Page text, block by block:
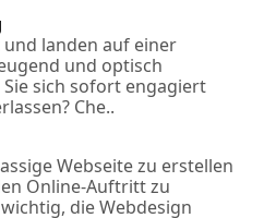
landen auf einer
und optisch
sich sofort engagiert
Che..
Webseite zu erstellen
Online-Auftritt zu
die Webdesign